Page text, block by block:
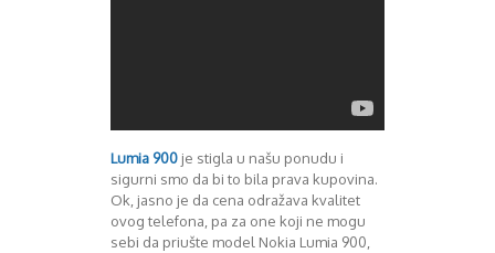
Lumia 900 je stigla u našu ponudu i
sigurni smo da bi to bila prava kupovina.
Ok, jasno je da cena odražava kvalitet
ovog telefona, pa za one koji ne mogu
sebi da priušte model Nokia Lumia 900,